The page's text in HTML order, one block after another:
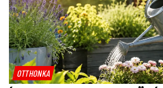
OTTHONKA